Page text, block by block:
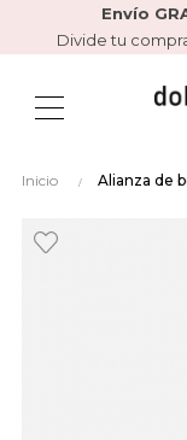
Envío
Divide tu
Inicio Alianza de